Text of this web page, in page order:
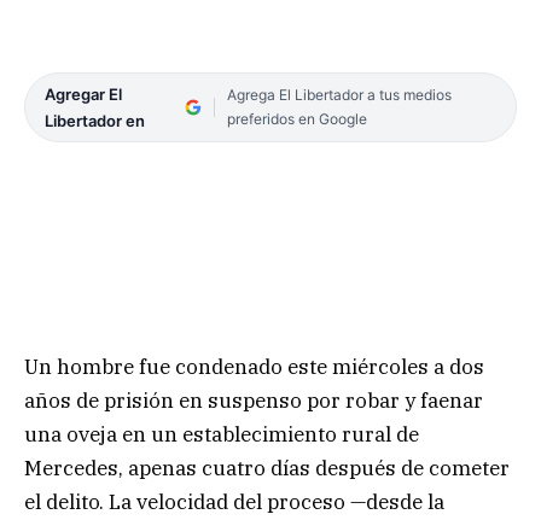
Agregar El
Libertador en
Agrega El Libertador a tus medios
preferidos en Google
Un hombre fue condenado este miércoles a dos
años de prisión en suspenso por robar y faenar
una oveja en un establecimiento rural de
Mercedes, apenas cuatro días después de cometer
el delito. La velocidad del proceso —desde la